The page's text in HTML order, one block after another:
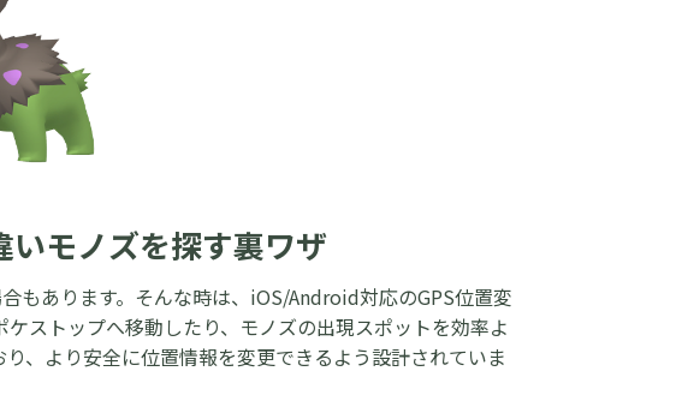
モノズを探す裏ワザ
もあります。そんな時は、iOS/Android対応のGPS位置変
ストップへ移動したり、モノズの出現スポットを効率よ
、より安全に位置情報を変更できるよう設計されていま